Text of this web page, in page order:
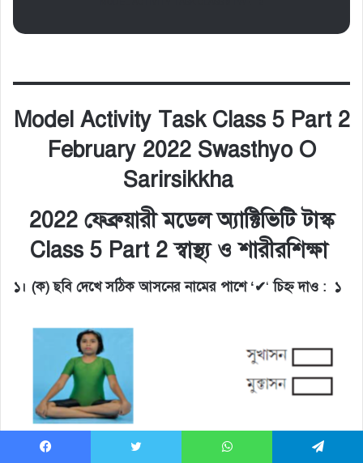
Model Activity Task Class 5 Part 2
February 2022 Swasthyo O
Sarirsikkha
2022 ফেব্রুয়ারী মডেল অ্যাক্টিভিটি টাস্ক
Class 5 Part 2 স্বাস্থ্য ও শারীরশিক্ষা
১। (ক) ছবি দেখে সঠিক আসনের নামের পাশে ‘✔‘চিহ্ন দাও : ১
(খ) এই আসনটির উপকারিতা তালিকাভুক্ত করো। ৩